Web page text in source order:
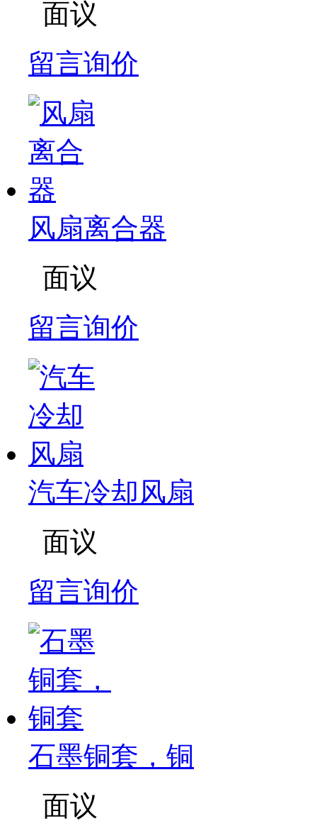
面议
留言询价
风扇离合器
面议
留言询价
汽车冷却风扇
面议
留言询价
石墨铜套，铜
面议